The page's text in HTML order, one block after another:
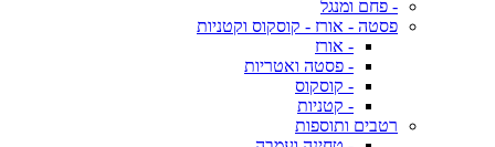
- פחם ומנגל
פסטה - אורז - קוסקוס וקטניות
- אורז
- פסטה ואטריות
- קוסקוס
- קטניות
רטבים ותוספות